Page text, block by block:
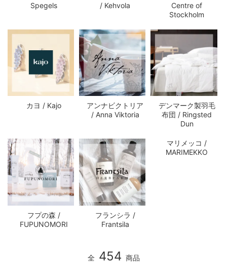
Spegels
/ Kehvola
Centre of
Stockholm
カヨ / Kajo
アンナビクトリア
/ Anna Viktoria
デンマーク製羽毛
布団 / Ringsted
Dun
フプの森 /
FUPUNOMORI
フランシラ /
Frantsila
マリメッコ /
MARIMEKKO
全 454 商品